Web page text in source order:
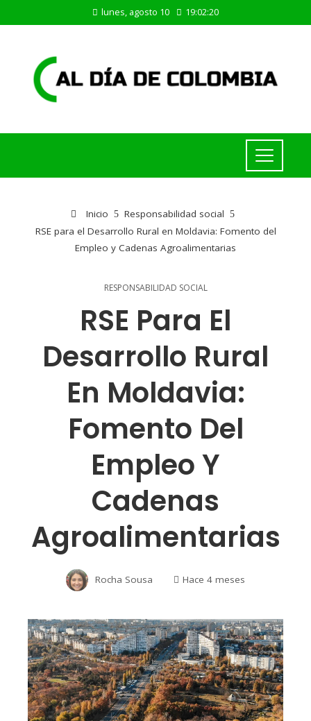
lunes, agosto 10 19:02:20
Inicio
Responsabilidad social
RSE para el Desarrollo Rural en Moldavia: Fomento del
Empleo y Cadenas Agroalimentarias
RESPONSABILIDAD SOCIAL
RSE Para El
Desarrollo Rural
En Moldavia:
Fomento Del
Empleo Y
Cadenas
Agroalimentarias
Rocha Sousa Hace 4 meses